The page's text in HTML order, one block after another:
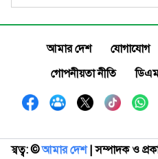
আমার দেশ যোগাযোগ
গোপনীয়তা নীতি
স্বত্ব: ©️আমার দেশ| সম্পাদক ও